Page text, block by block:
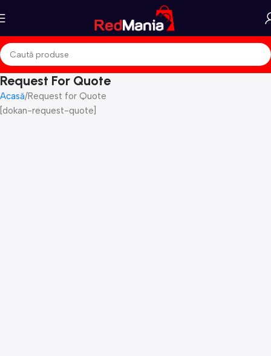
Request For Quote
Acasă Request for Quote
[dokan-request-quote]